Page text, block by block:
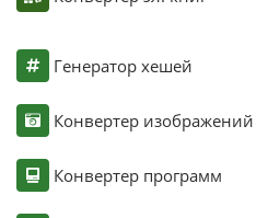
Генератор хешей
Конвертер изображений
Конвертер программ